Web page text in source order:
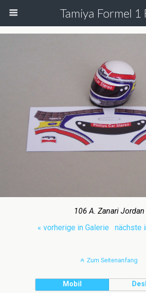
Tamiya Formel 1
106 A. Zanari Jordan
« vorherige in Galerie
nächste
Zum Seitenanfang
Mobil